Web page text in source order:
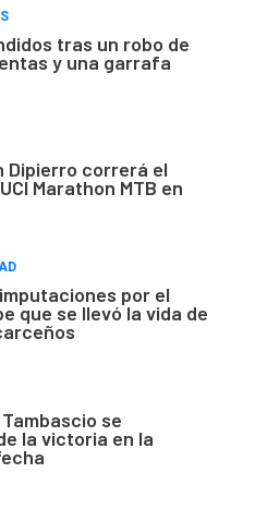
tras un robo de
y una garrafa
Dipierro correrá el
Marathon MTB en
por el
que se llevó la vida de
se
la victoria en la